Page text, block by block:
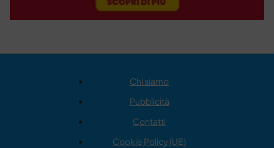
Chi siamo
Pubblicità
Contatti
Cookie Policy (UE)